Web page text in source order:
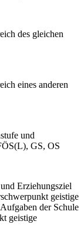
des gleichen
eines anderen
und
GS, OS
Erziehungsziel
geistige
der Schule
geistige